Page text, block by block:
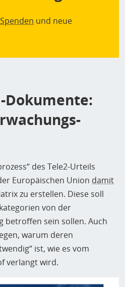
Spenden und neue
Dokumente:
des Tele2-Urteils
Europäischen Union damit
zu erstellen. Diese soll
von der
betroffen sein sollen. Auch
warum deren
ist, wie es vom
verlangt wird.